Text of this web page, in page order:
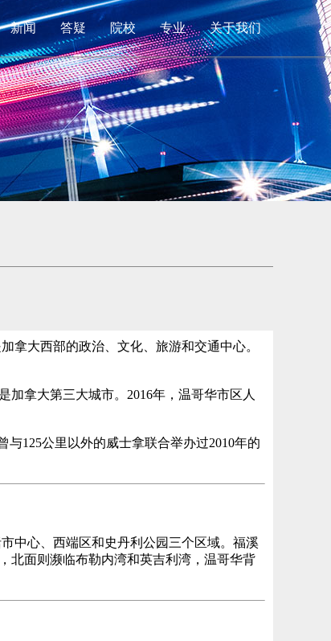
新闻 答疑 院校 专业 关于我们
拿大西部的政治、文化、旅游和交通中心。
拿大第三大城市。2016年，温哥华市区人
125公里以外的威士拿联合举办过2010年的
中心、西端区和史丹利公园三个区域。福溪
北面则濒临布勒内湾和英吉利湾，温哥华背